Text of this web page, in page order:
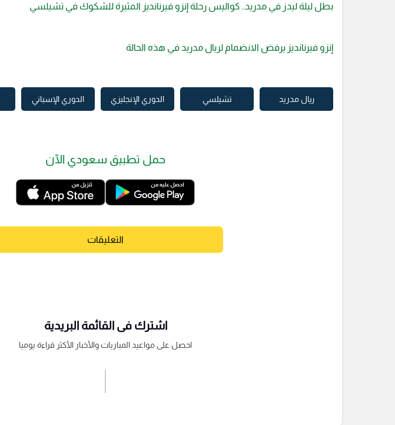
بطل ليلة ليدز في مدريد.. كواليس رحلة إنزو فيرنانديز المثيرة للشكوك في تشيلسي
إنزو فيرنانديز يرفض الانضمام لريال مدريد في هذه الحالة
ريال مدريد تشيلسي الدوري الإنجليزي الدوري الإسباني
حمل تطبيق سعودي الآن
التعليقات
اشترك فى القائمة البريدية
احصل على مواعيد المباريات والأخبار الأكثر قراءة يوميا